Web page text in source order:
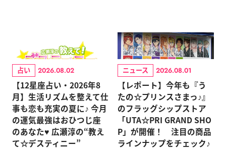
占い 2026.08.02
【12星座占い・2026年8
月】生活リズムを整えて仕
事も恋も充実の夏に♪ 今月
の運気最強はおひつじ座
のあなた♥ 広瀬淳の“教え
て☆デスティニー”
ニュース 2026.08.01
【レポート】今年も『う
たの☆プリンスさまっ♪』
のフラッグシップストア
「UTA☆PRI GRAND SHO
P」が開催！ 注目の商品
ラインナップをチェック♪